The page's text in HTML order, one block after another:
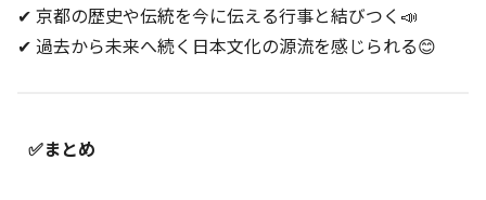
✔ 京都の歴史や伝統を今に伝える行事と結びつく📣
✔ 過去から未来へ続く日本文化の源流を感じられる😊
✅まとめ